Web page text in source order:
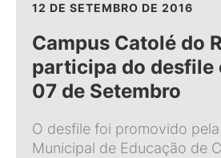
12 DE SETEMBRO DE 2016
Campus Catolé do
participa do desfile
07 de Setembro
O desfile foi promovido
Municipal de Educação de